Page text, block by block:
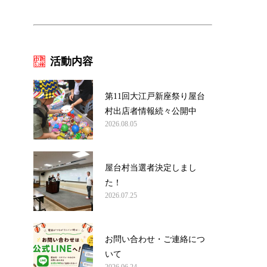
活動内容
第11回大江戸新座祭り屋台
村出店者情報続々公開中
2026.08.05
屋台村当選者決定しまし
た！
2026.07.25
お問い合わせ・ご連絡につ
いて